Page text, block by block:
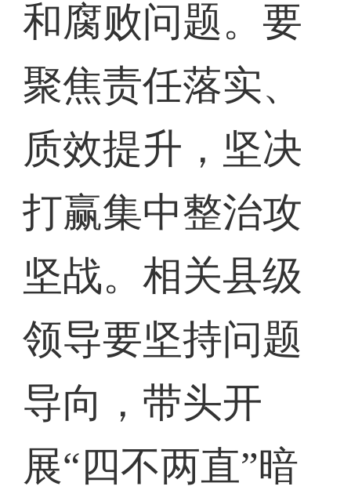
和腐败问题。要
聚焦责任落实、
质效提升，坚决
打赢集中整治攻
坚战。相关县级
领导要坚持问题
导向，带头开
展“四不两直”暗